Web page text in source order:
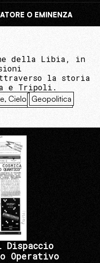
O EMINENZA
della Libia, in
la storia
e Tripoli.
Cielo Geopolitica
Operativo